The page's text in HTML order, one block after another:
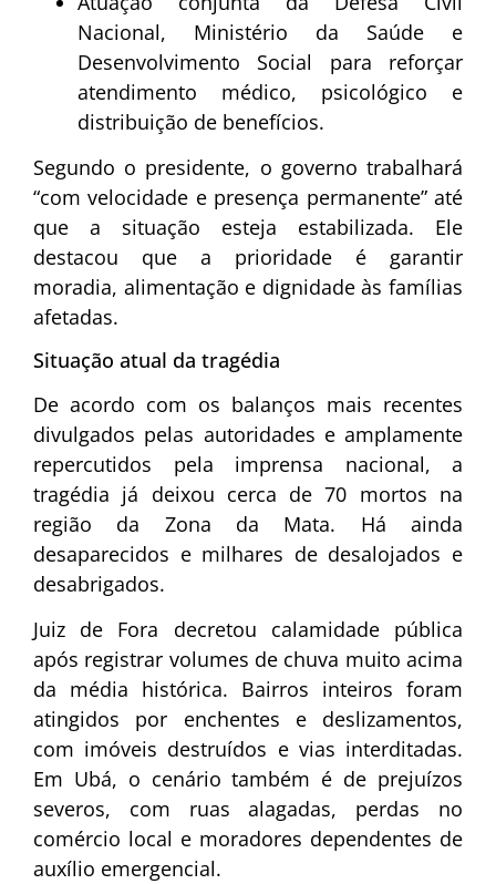
Nacional, Ministério da Saúde e
Desenvolvimento Social para reforçar
atendimento médico, psicológico e
distribuição de benefícios.
Segundo o presidente, o governo trabalhará
“com velocidade e presença permanente” até
que a situação esteja estabilizada. Ele
destacou que a prioridade é garantir
moradia, alimentação e dignidade às famílias
afetadas.
Situação atual da tragédia
De acordo com os balanços mais recentes
divulgados pelas autoridades e amplamente
repercutidos pela imprensa nacional, a
tragédia já deixou cerca de 70 mortos na
região da Zona da Mata. Há ainda
desaparecidos e milhares de desalojados e
desabrigados.
Juiz de Fora decretou calamidade pública
após registrar volumes de chuva muito acima
da média histórica. Bairros inteiros foram
atingidos por enchentes e deslizamentos,
com imóveis destruídos e vias interditadas.
Em Ubá, o cenário também é de prejuízos
severos, com ruas alagadas, perdas no
comércio local e moradores dependentes de
auxílio emergencial.